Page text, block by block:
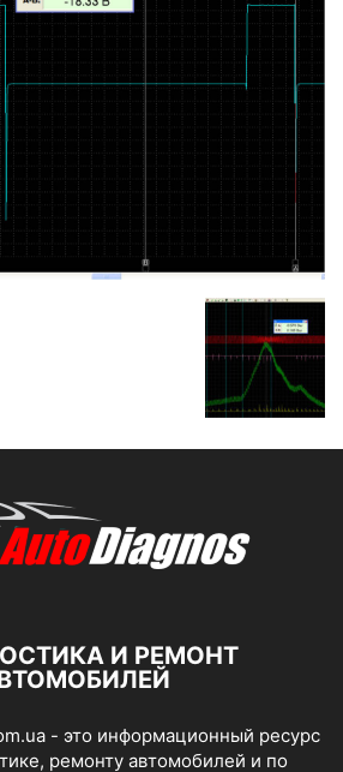
И РЕМОНТ
- это информационный ресурс
ремонту автомобилей и по